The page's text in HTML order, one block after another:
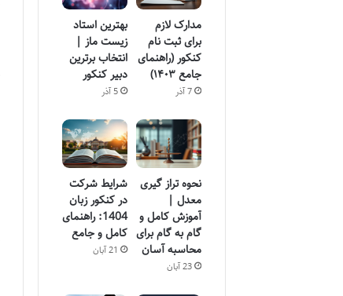
مدارک لازم
برای ثبت نام
کنکور (راهنمای
جامع ۱۴۰۳)
7 آذر
بهترین استاد
زیست ماز |
انتخاب برترین
دبیر کنکور
5 آذر
نحوه تراز گیری
معدل |
آموزش کامل و
گام به گام برای
محاسبه آسان
23 آبان
شرایط شرکت
در کنکور زبان
1404: راهنمای
کامل و جامع
21 آبان